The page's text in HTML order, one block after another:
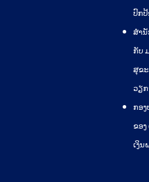
ປົກປ້
ສຳນັ
ກັບ
ສຸຂ
ວຽກ
ກອ
ຂອ
ເງິນ